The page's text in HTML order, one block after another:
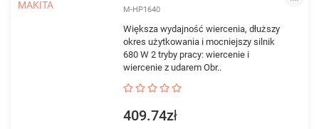
M-HP1640
Większa wydajność wiercenia, dłuższy
okres użytkowania i mocniejszy silnik
680 W 2 tryby pracy: wiercenie i
wiercenie z udarem Obr..
409.74zł